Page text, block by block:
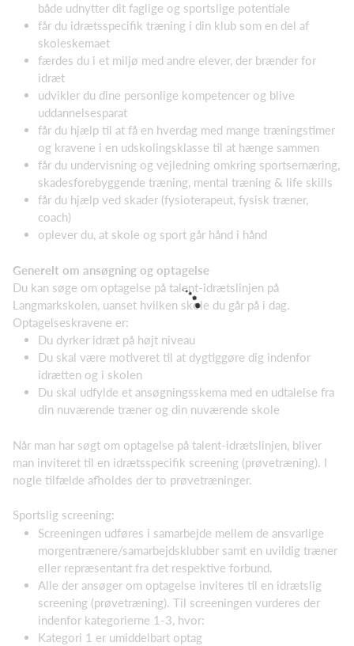
både udnytter dit faglige og sportslige potentiale
får du idrætsspecifik træning i din klub som en del af
skoleskemaet
færdes du i et miljø med andre elever, der brænder for
idræt
udvikler du dine personlige kompetencer og blive
uddannelsesparat
får du hjælp til at få en hverdag med mange træningstimer
og kravene i en udskolingsklasse til at hænge sammen
får du undervisning og vejledning omkring sportsernæring,
skadesforebyggende træning, mental træning & life skills
får du hjælp ved skader (fysioterapeut, fysisk træner,
coach)
oplever du, at skole og sport går hånd i hånd
Generelt om ansøgning og optagelse
Du kan søge om optagelse på talent-idrætslinjen på
Langmarkskolen, uanset hvilken skole du går på i dag.
Optagelseskravene er:
Du dyrker idræt på højt niveau
Du skal være motiveret til at dygtiggøre dig indenfor
idrætten og i skolen
Du skal udfylde et ansøgningsskema med en udtalelse fra
din nuværende træner og din nuværende skole
Når man har søgt om optagelse på talent-idrætslinjen, bliver
man inviteret til en idrætsspecifik screening (prøvetræning). I
nogle tilfælde afholdes der to prøvetræninger.
Sportslig screening:
Screeningen udføres i samarbejde mellem de ansvarlige
morgentrænere/samarbejdsklubber samt en uvildig træner
eller repræsentant fra det respektive forbund.
Alle der ansøger om optagelse inviteres til en idrætslig
screening (prøvetræning). Til screeningen vurderes der
indenfor kategorierne 1-3, hvor:
Kategori 1 er umiddelbart optag